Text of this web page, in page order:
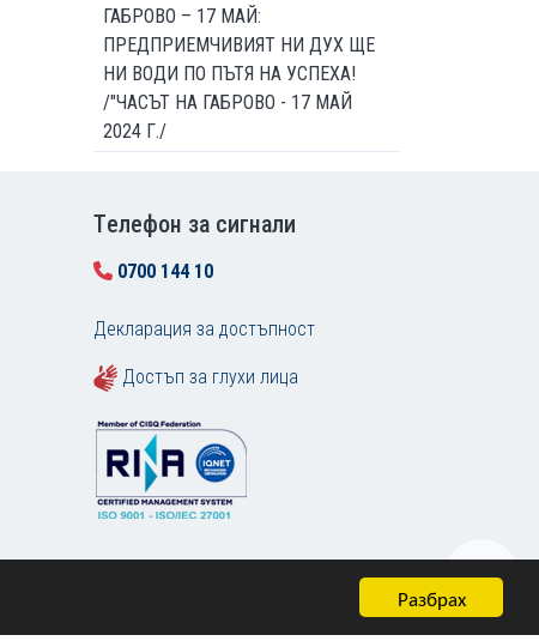
Разбрах
ГАБРОВО – 17 МАЙ:
ПРЕДПРИЕМЧИВИЯТ НИ ДУХ ЩЕ
НИ ВОДИ ПО ПЪТЯ НА УСПЕХА!
/"ЧАСЪТ НА ГАБРОВО - 17 МАЙ
2024 Г./
Tелефон за сигнали
0700 144 10
Декларация за достъпност
Достъп за глухи лица